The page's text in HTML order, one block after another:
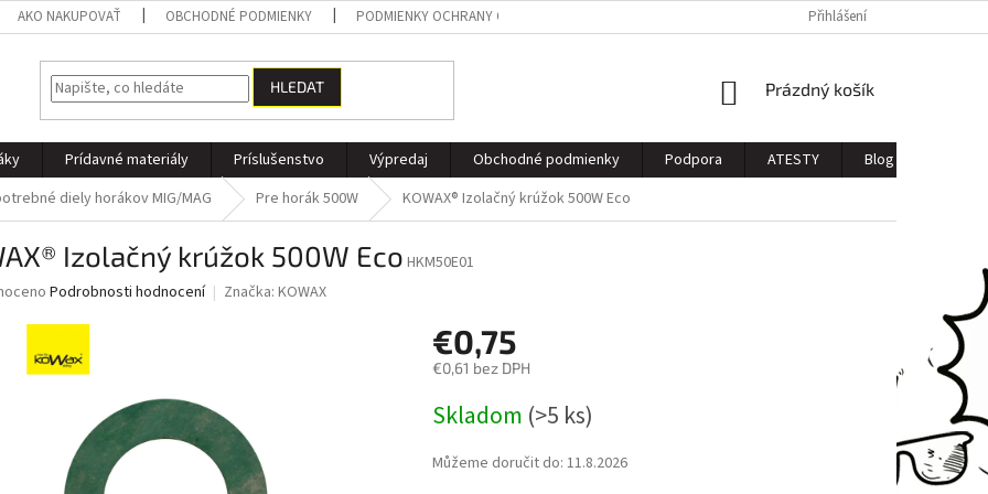
AKO NAKUPOVAŤ OBCHODNÉ PODMIENKY PODMIENKY OCHRANY OSOBNÝCH ÚDAJOV Přihlášení
HLEDAT
NÁKUPNÍ
Prázdný košík
Prídavné materiály Príslušenstvo Výpredaj Obchodné podmienky Podpora ATESTY Blog
diely horákov MIG/MAG Pre horák 500W KOWAX® Izolačný krúžok 500W Eco
Izolačný krúžok 500W EcoHKM50E01
Podrobnosti hodnocení Značka: KOWAX
€0,75
€0,61 bez DPH
cena:
Skladom (>5 ks)
Můžeme doručit do: 11.8.2026